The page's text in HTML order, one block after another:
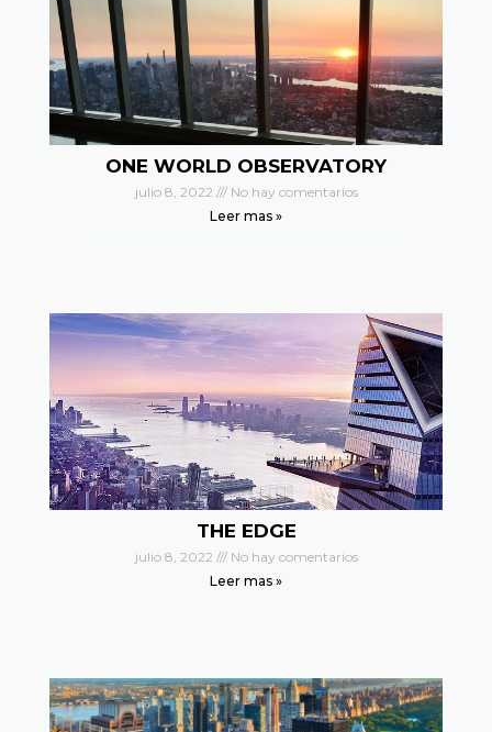
ONE WORLD OBSERVATORY
julio 8, 2022
No hay comentarios
Leer mas »
THE EDGE
julio 8, 2022
No hay comentarios
Leer mas »